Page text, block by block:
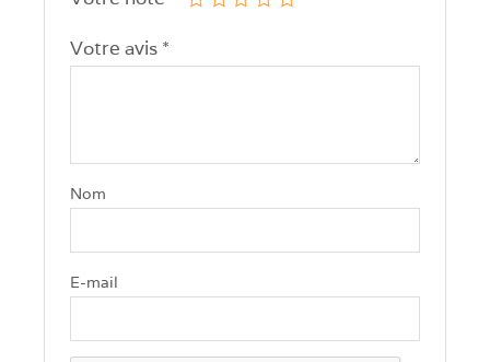
Votre avis *
Nom
E-mail